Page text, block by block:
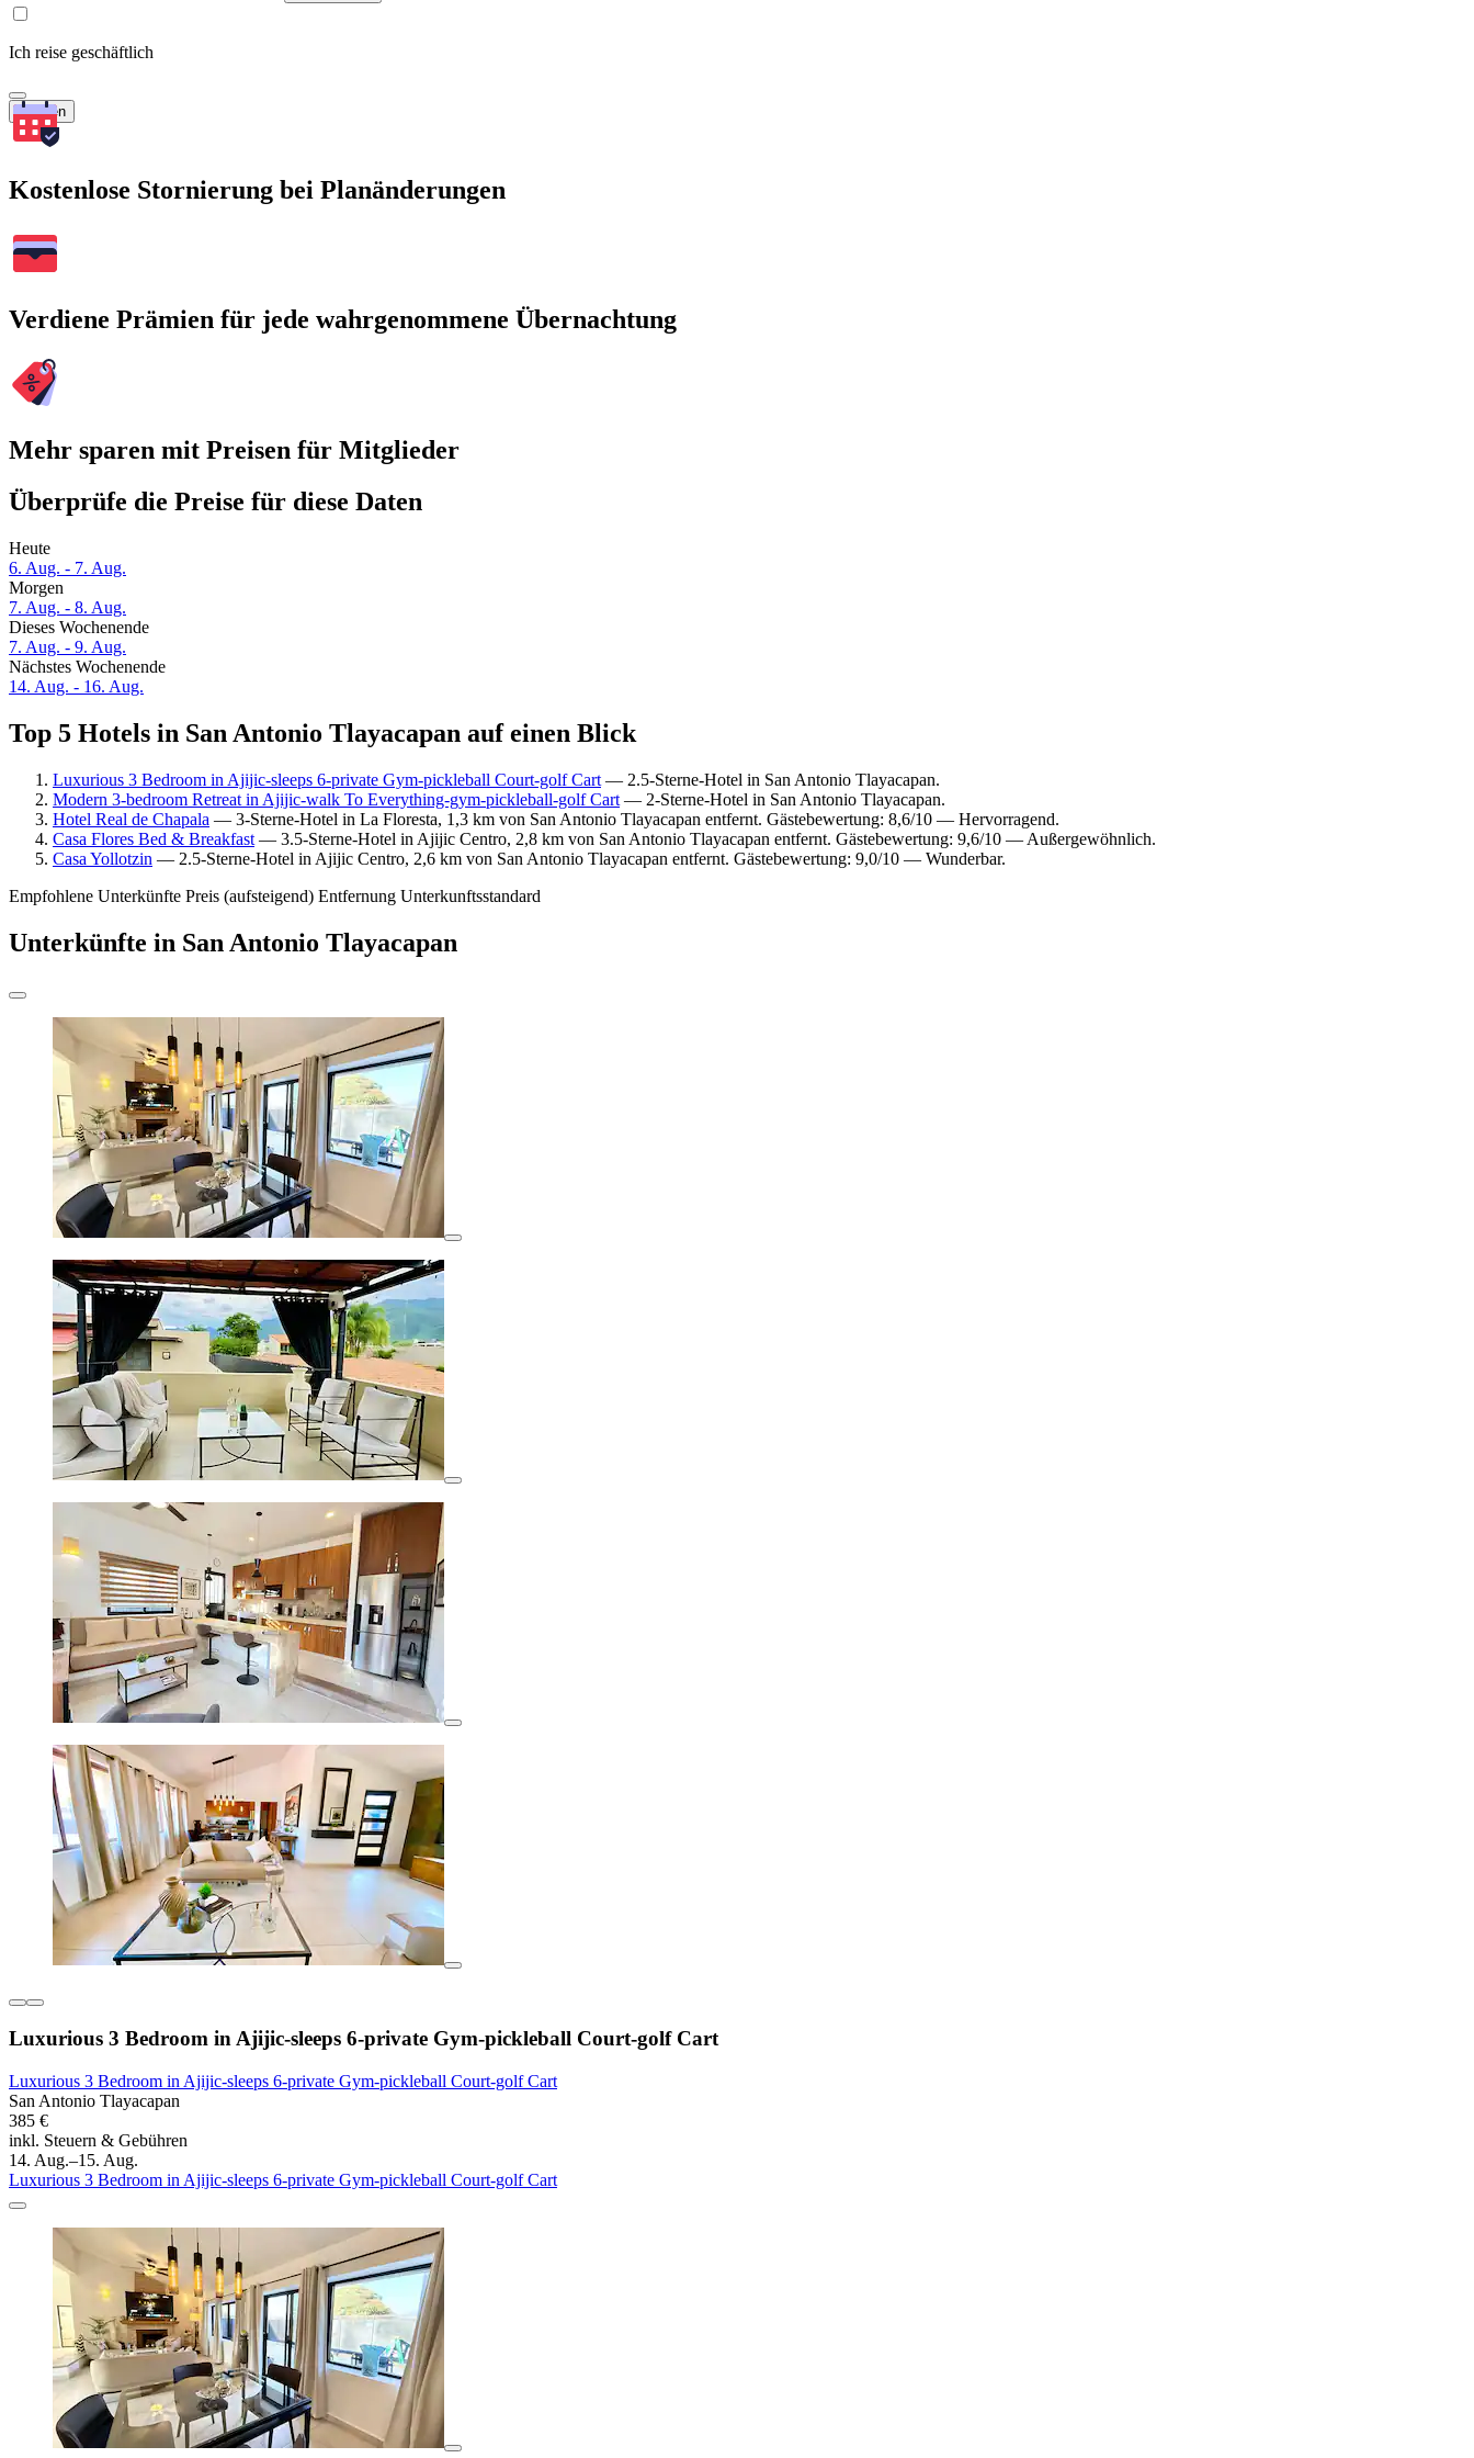
Ich reise geschäftlich
Suchen
Kostenlose Stornierung bei Planänderungen
Verdiene Prämien für jede wahrgenommene Übernachtung
Mehr sparen mit Preisen für Mitglieder
Überprüfe die Preise für diese Daten
Heute
6. Aug. - 7. Aug.
Morgen
7. Aug. - 8. Aug.
Dieses Wochenende
7. Aug. - 9. Aug.
Nächstes Wochenende
14. Aug. - 16. Aug.
Top 5 Hotels in San Antonio Tlayacapan auf einen Blick
Luxurious 3 Bedroom in Ajijic-sleeps 6-private Gym-pickleball Court-golf Cart — 2.5-Sterne-Hotel in San Antonio Tlayacapan.
Modern 3-bedroom Retreat in Ajijic-walk To Everything-gym-pickleball-golf Cart — 2-Sterne-Hotel in San Antonio Tlayacapan.
Hotel Real de Chapala — 3-Sterne-Hotel in La Floresta, 1,3 km von San Antonio Tlayacapan entfernt. Gästebewertung: 8,6/10 — Hervorragend.
Casa Flores Bed & Breakfast — 3.5-Sterne-Hotel in Ajijic Centro, 2,8 km von San Antonio Tlayacapan entfernt. Gästebewertung: 9,6/10 — Außergewöhnlich.
Casa Yollotzin — 2.5-Sterne-Hotel in Ajijic Centro, 2,6 km von San Antonio Tlayacapan entfernt. Gästebewertung: 9,0/10 — Wunderbar.
Empfohlene Unterkünfte Preis (aufsteigend) Entfernung Unterkunftsstandard
Unterkünfte in San Antonio Tlayacapan
Luxurious 3 Bedroom in Ajijic-sleeps 6-private Gym-pickleball Court-golf Cart
Luxurious 3 Bedroom in Ajijic-sleeps 6-private Gym-pickleball Court-golf Cart
San Antonio Tlayacapan
385 €
inkl. Steuern & Gebühren
14. Aug.–15. Aug.
Luxurious 3 Bedroom in Ajijic-sleeps 6-private Gym-pickleball Court-golf Cart